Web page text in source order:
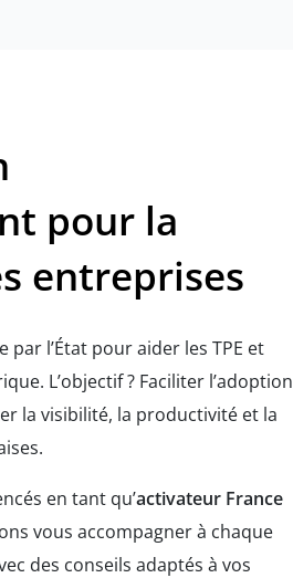
pour la
entreprises
l’État pour aider les TPE et
L’objectif ? Faciliter l’adoption
la visibilité, la productivité et la
en tant qu’activateur France
vous accompagner à chaque
des conseils adaptés à vos